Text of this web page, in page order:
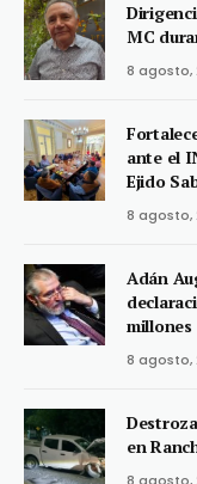
MC
8 agosto,
ante el
Ejido
8 agosto,
Adán
millones
8 agosto,
en